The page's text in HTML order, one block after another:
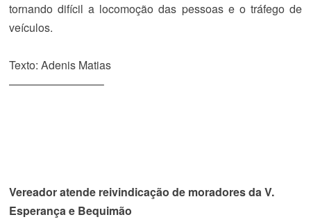
tornando difícil a locomoção das pessoas e o tráfego de
veículos.
Texto: Adenis Matias
————————–
Vereador atende reivindicação de moradores da V.
Esperança e Bequimão